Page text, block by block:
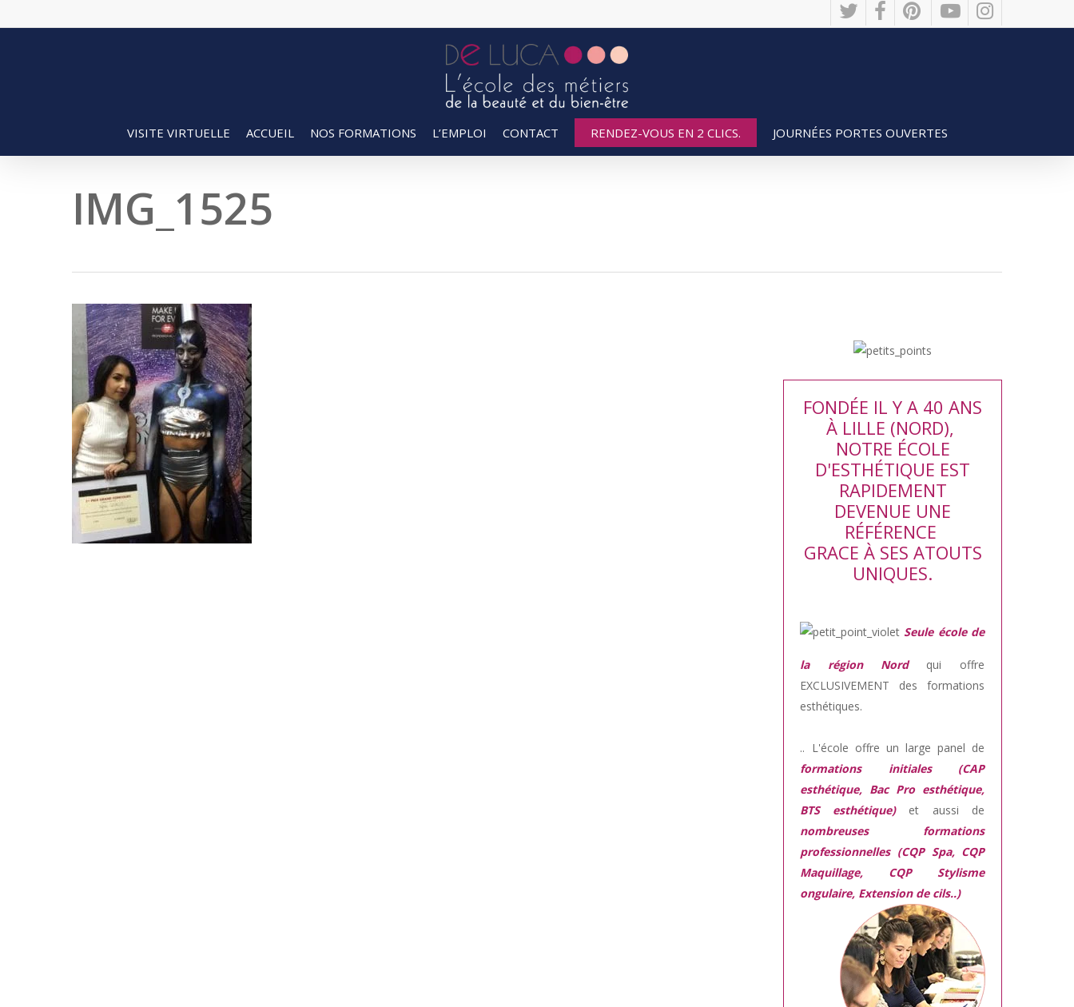
to
twitter facebookpinterestyoutubeinstagram
VISITE VIRTUELLE ACCUEIL NOS FORMATIONS L’EMPLOI CONTACT RENDEZ-VOUS EN 2 CLICS. JOURNÉES PORTES OUVERTES
IMG_1525
FONDÉE IL Y A 40 ANS
À LILLE (NORD),
NOTRE ÉCOLE
D'ESTHÉTIQUE EST
RAPIDEMENT
DEVENUE UNE
RÉFÉRENCE
GRACE À SES ATOUTS
UNIQUES.
Seule école de
la région Nord qui offre
EXCLUSIVEMENT des formations
esthétiques.
.. L'école offre un large panel de
formations initiales (CAP
esthétique, Bac Pro esthétique,
BTS esthétique) et aussi de
nombreuses formations
professionnelles (CQP Spa, CQP
Maquillage, CQP Stylisme
ongulaire, Extension de cils..)